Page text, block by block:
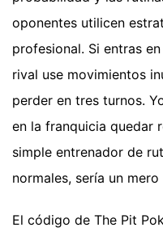
oponentes utilicen
profesional. Si entras
rival use movimientos
perder en tres turnos.
en la franquicia quedar
simple entrenador de
normales, sería un
El código de The Pit